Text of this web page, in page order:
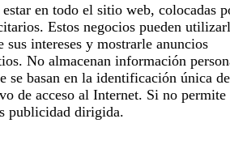
en todo el sitio web, colocadas
Estos negocios pueden
sus intereses y mostrarle anuncios
No almacenan información
se basan en la identificación única
de acceso al Internet. Si no permite
publicidad dirigida.